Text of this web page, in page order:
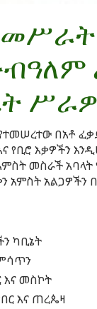
መሥራት
በአቶ
የቢሮ እቃዎችን
መስራች አባላት
አምስት አልጋዎችን
ካቢኔት
እና መስኮት
እና ጠረጴዛ